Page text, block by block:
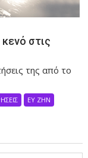
στις
της από το
ΕΥ ΖΗΝ